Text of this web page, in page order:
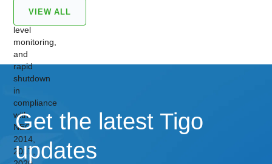
VIEW ALL
Get the latest Tigo
updates